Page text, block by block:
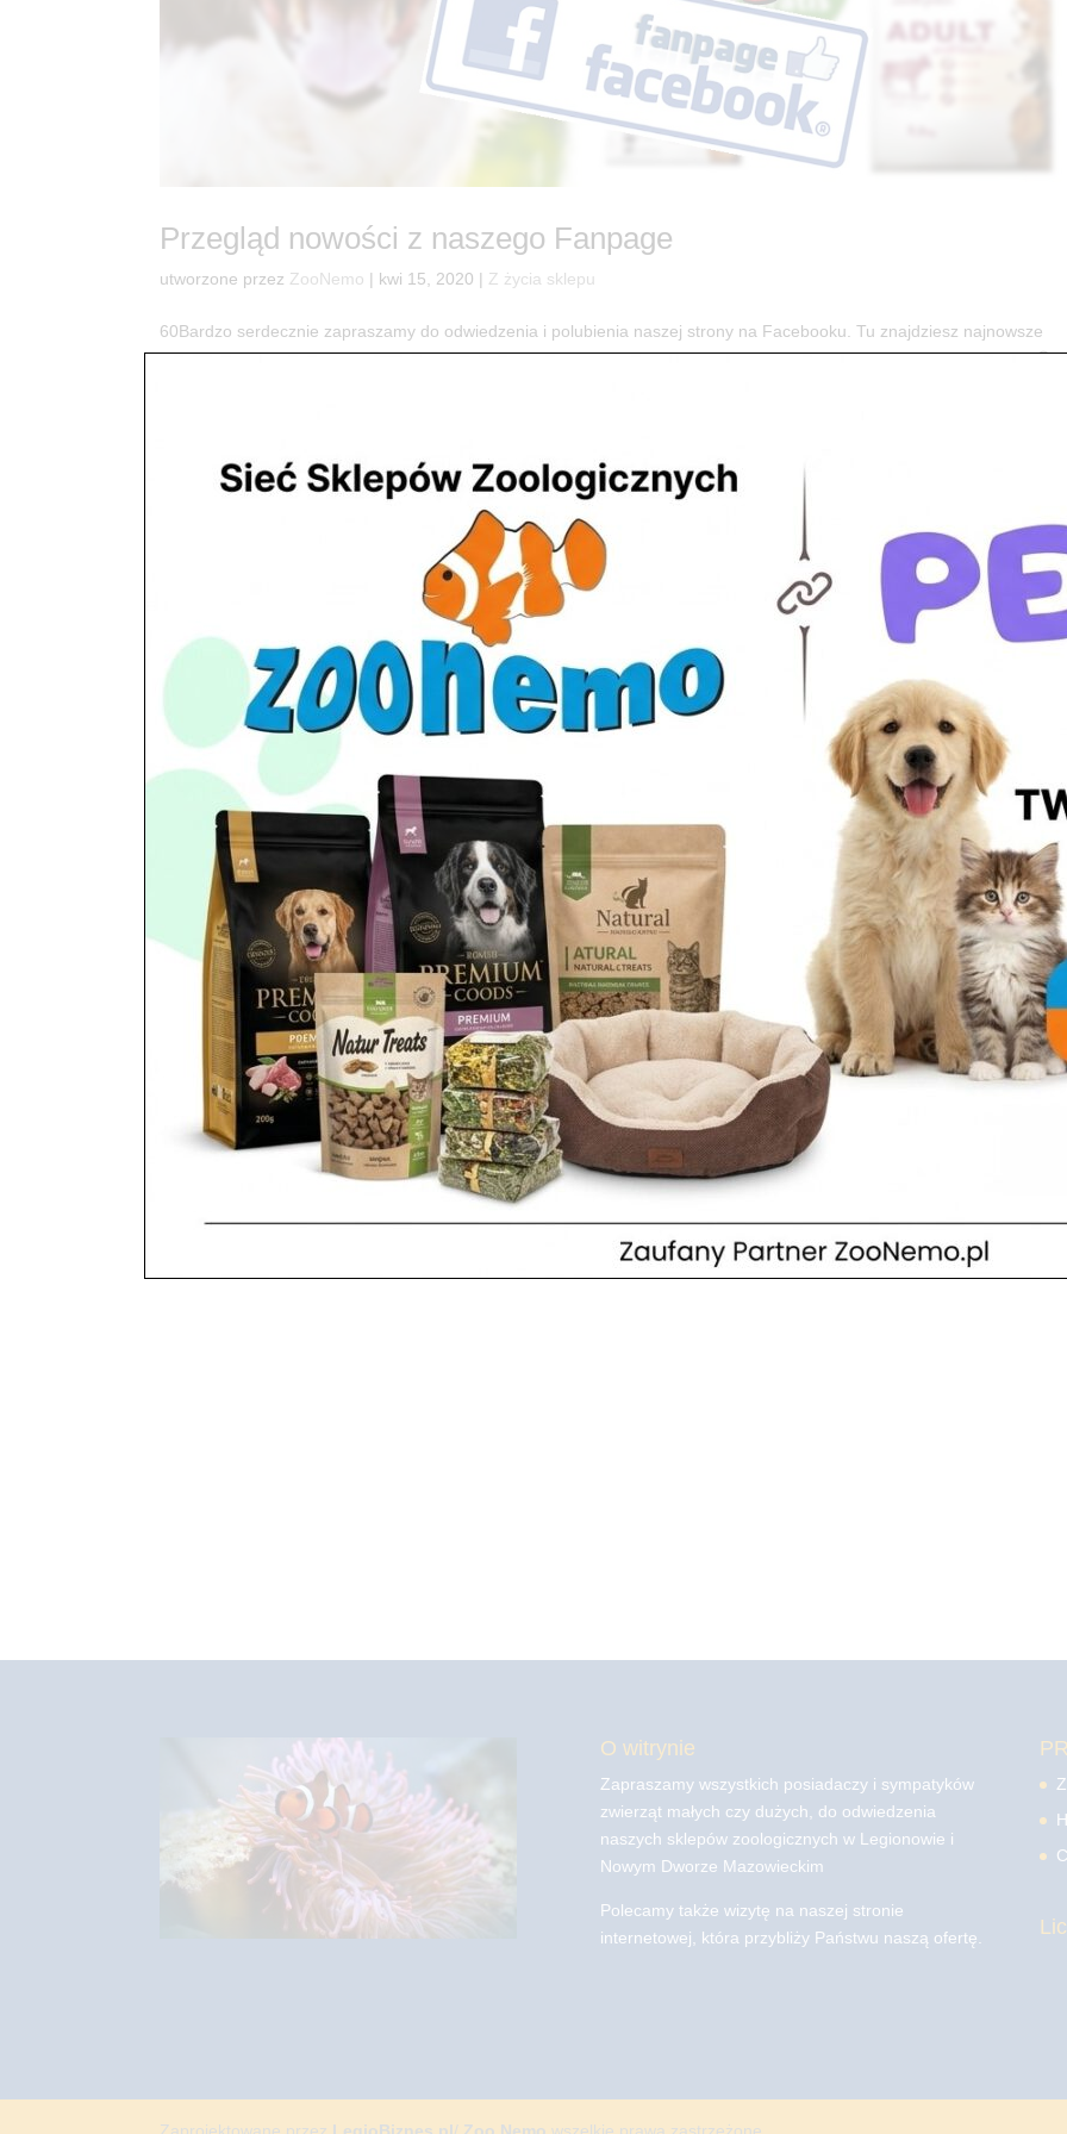
Przegląd nowości z naszego Fanpage
utworzone przez ZooNemo | kwi 15, 2020 | Z życia sklepu
60Bardzo serdecznie zapraszamy do odwiedzenia i polubienia naszej strony na Facebooku. Tu znajdziesz najnowsze
informacje o naszych sklepach, ofertach i promocjach! Wpadnij na naszego Fanpage – TUTAJ – polub lub obserwuj 😉
O witrynie
Zapraszamy wszystkich posiadaczy i sympatyków
zwierząt małych czy dużych, do odwiedzenia
naszych sklepów zoologicznych w Legionowie i
Nowym Dworze Mazowieckim
Polecamy także wizytę na naszej stronie
internetowej, która przybliży Państwu naszą ofertę.